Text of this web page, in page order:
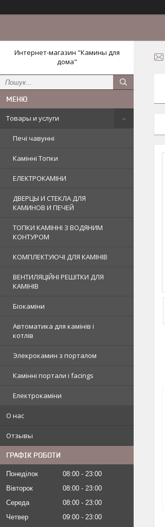
Интернет-магазин "Камины для
дома"
Товары и услуги
Печі чавунні
Камінні Топки
ЕЛЕКТРОКАМІНИ
ДВЕРЦЫ И СТЕКЛА ДЛЯ
КАМИНОВ И ПЕЧЕЙ
ТОПКИ КАМІННІ З ВОДЯНИМ
КОНТУРОМ
КОМПЛЕКТУЮЧІ ДЛЯ КАМІНІВ
ВЕНТИЛЯЦІЙНІ РЕШІТКИ ДЛЯ
КАМІНІВ
Біокаміни
Автоматика для камінів і
котлів
Элекрокамин з порталом
Камінні портали і facings
Електрокаміни
О нас
Отзывы
ГРАФІК РОБОТИ
Понеділок 08:00
23:00
Вівторок
08:00
23:00
Середа
08:00
23:00
Четвер
09:00
23:00